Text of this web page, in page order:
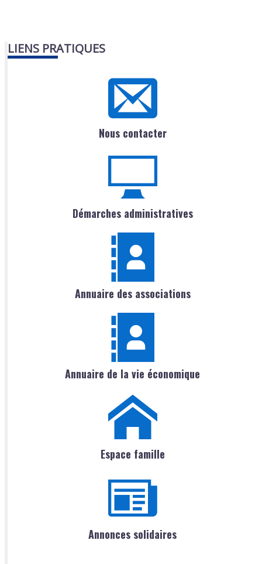
LIENS PRATIQUES
Nous contacter
Démarches administratives
Annuaire des associations
Annuaire de la vie économique
Espace famille
Annonces solidaires